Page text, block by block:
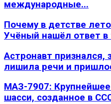
международные...
Почему в детстве
Учёный нашёл ответ в
Астронавт признался,
лишила речи и
МАЗ-7907:
шасси, созданное в